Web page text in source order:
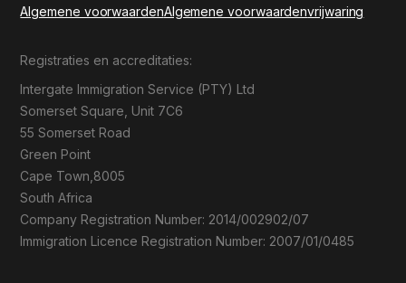
Algemene voorwaardenAlgemene voorwaardenvrijwaring
Registraties en accreditaties:
Intergate Immigration Service (PTY) Ltd
Somerset Square, Unit 7C6
55 Somerset Road
Green Point
Cape Town,8005
South Africa
Company Registration Number: 2014/002902/07
Immigration Licence Registration Number: 2007/01/0485